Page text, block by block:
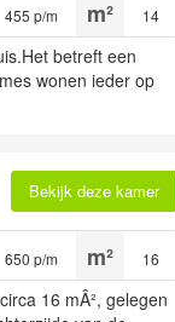
14
455 p/m
betreft een
wonen ieder op
Bekijk deze kamer
16
650 p/m
16 mÂ², gelegen